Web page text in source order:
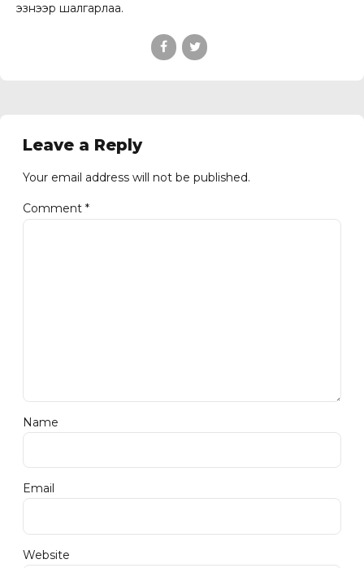
эзнээр шалгарлаа.
Leave a Reply
Your email address will not be published.
Comment *
Name
Email
Website